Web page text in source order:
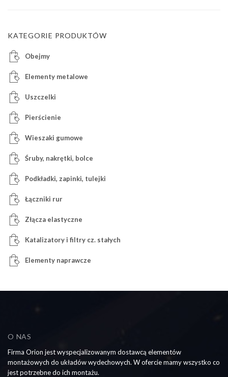
KATEGORIE PRODUKTÓW
Obejmy
Elementy metalowe
Uszczelki
Pierścienie
Wieszaki gumowe
Śruby, nakrętki, bolce
Podkładki, zapinki, tulejki
Łączniki rur
Złącza elastyczne
Katalizatory i filtry cz. stałych
Elementy naprawcze
O NAS
Firma Orion jest wyspecjalizowanym dostawcą elementów
montażowych do układów wydechowych. W ofercie mamy wszystko co
jest potrzebne do ich montażu.